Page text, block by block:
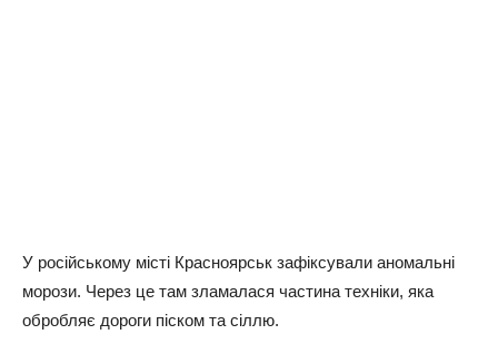
У російському місті Красноярськ зафіксували аномальні
морози. Через це там зламалася частина техніки, яка
обробляє дороги піском та сіллю.